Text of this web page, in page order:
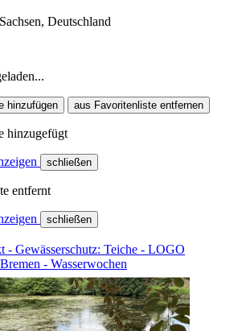
Deutschland
hinzufügen aus Favoritenliste entfernen
hinzugefügt
schließen
entfernt
schließen